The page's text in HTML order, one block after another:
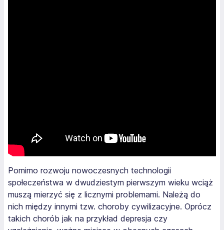
Pomimo rozwoju nowoczesnych technologii
społeczeństwa w dwudziestym pierwszym wieku wciąż
muszą mierzyć się z licznymi problemami. Należą do
nich między innymi tzw. choroby cywilizacyjne. Oprócz
takich chorób jak na przykład depresja czy